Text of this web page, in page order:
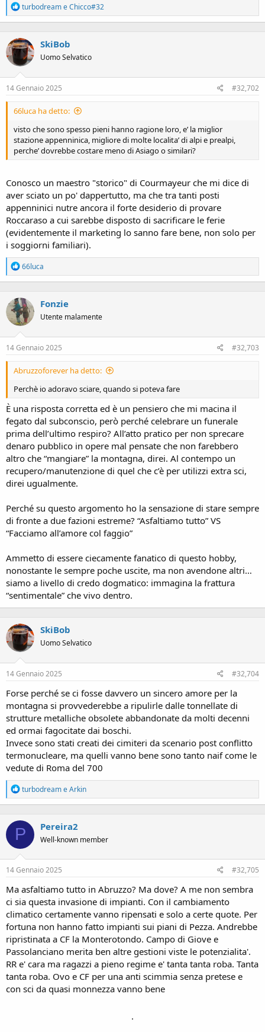
R
e
a
t
i
o
n
:
turbodreameChicco#32
SkiBob
Uomo Selvatico
14 Gennaio 2025 #32,702
66luca ha detto:
visto che sono spesso pieni hanno ragione loro, e’ la miglior
stazione appenninica, migliore di molte localita’ di alpi e prealpi,
perche’ dovrebbe costare meno di Asiago o similari?
Conosco un maestro "storico" di Courmayeur che mi dice di
aver sciato un po' dappertutto, ma che tra tanti posti
appenninici nutre ancora il forte desiderio di provare
Roccaraso a cui sarebbe disposto di sacrificare le ferie
(evidentemente il marketing lo sanno fare bene, non solo per
i soggiorni familiari).
R
e
a
t
i
o
n
:
66luca
Fonzie
Utente malamente
14 Gennaio 2025 #32,703
Abruzzoforever ha detto:
Perchè io adoravo sciare, quando si poteva fare
È una risposta corretta ed è un pensiero che mi macina il
fegato dal subconscio, però perché celebrare un funerale
prima dell’ultimo respiro? All’atto pratico per non sprecare
denaro pubblico in opere mal pensate che non farebbero
altro che “mangiare” la montagna, direi. Al contempo un
recupero/manutenzione di quel che c’è per utilizzi extra sci,
direi ugualmente.
Perché su questo argomento ho la sensazione di stare sempre
di fronte a due fazioni estreme? “Asfaltiamo tutto” VS
“Facciamo all’amore col faggio”
Ammetto di essere ciecamente fanatico di questo hobby,
nonostante le sempre poche uscite, ma non avendone altri…
siamo a livello di credo dogmatico: immagina la frattura
“sentimentale” che vivo dentro.
SkiBob
Uomo Selvatico
14 Gennaio 2025 #32,704
Forse perché se ci fosse davvero un sincero amore per la
montagna si provvederebbe a ripulirle dalle tonnellate di
strutture metalliche obsolete abbandonate da molti decenni
ed ormai fagocitate dai boschi.
Invece sono stati creati dei cimiteri da scenario post conflitto
termonucleare, ma quelli vanno bene sono tanto naif come le
vedute di Roma del 700
R
e
a
t
i
n
:
turbodreameArkin
P Pereira2
Well-known member
14 Gennaio 2025 #32,705
Ma asfaltiamo tutto in Abruzzo? Ma dove? A me non sembra
ci sia questa invasione di impianti. Con il cambiamento
climatico certamente vanno ripensati e solo a certe quote. Per
fortuna non hanno fatto impianti sui piani di Pezza. Andrebbe
ripristinata a CF la Monterotondo. Campo di Giove e
Passolanciano merita ben altre gestioni viste le potenzialita'.
RR e' cara ma ragazzi a pieno regime e' tanta tanta roba. Tanta
tanta roba. Ovo e CF per una anti scimmia senza pretese e
con sci da quasi monnezza vanno bene
.